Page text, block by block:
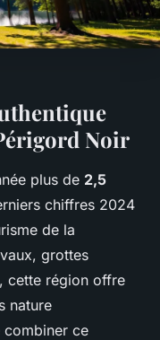
Noir
plus de 2,5
chiffres 2024
de la
grottes
cette région offre
nature
combiner ce